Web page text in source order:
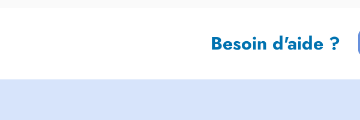
Besoin d'aide ?